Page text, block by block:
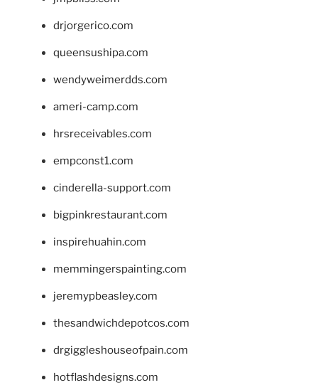
drjorgerico.com
queensushipa.com
wendyweimerdds.com
ameri-camp.com
hrsreceivables.com
empconst1.com
cinderella-support.com
bigpinkrestaurant.com
inspirehuahin.com
memmingerspainting.com
jeremypbeasley.com
thesandwichdepotcos.com
drgiggleshouseofpain.com
hotflashdesigns.com